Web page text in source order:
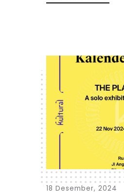
18 Desember, 2024